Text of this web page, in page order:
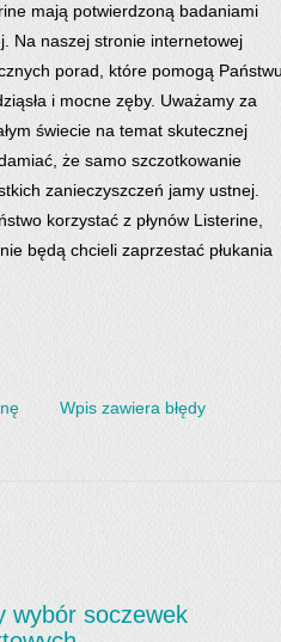
mają potwierdzoną badaniami
Na naszej stronie internetowej
porad, które pomogą
i mocne zęby. Uważamy za
świecie na temat skutecznej
że samo szczotkowanie
zanieczyszczeń jamy ustnej.
korzystać z płynów Listerine,
będą chcieli zaprzestać płukania
Wpis zawiera błędy
wybór soczewek